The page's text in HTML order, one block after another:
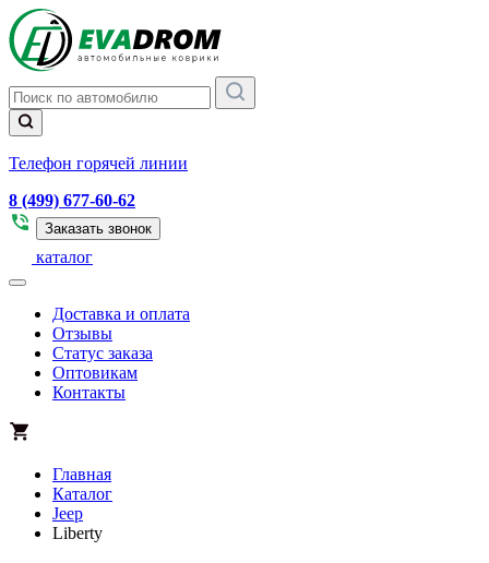
Телефон горячей линии
8 (499) 677-60-62
Заказать звонок
каталог
Доставка и оплата
Отзывы
Статус заказа
Оптовикам
Контакты
Главная
Каталог
Jeep
Liberty